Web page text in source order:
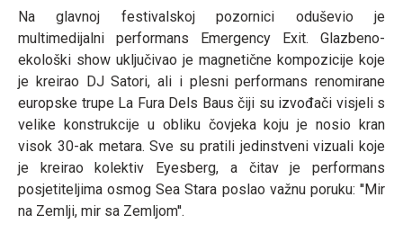
Na glavnoj festivalskoj pozornici oduševio je
multimedijalni performans Emergency Exit. Glazbeno-
ekološki show uključivao je magnetične kompozicije koje
je kreirao DJ Satori, ali i plesni performans renomirane
europske trupe La Fura Dels Baus čiji su izvođači visjeli s
velike konstrukcije u obliku čovjeka koju je nosio kran
visok 30-ak metara. Sve su pratili jedinstveni vizuali koje
je kreirao kolektiv Eyesberg, a čitav je performans
posjetiteljima osmog Sea Stara poslao važnu poruku: ''Mir
na Zemlji, mir sa Zemljom''.